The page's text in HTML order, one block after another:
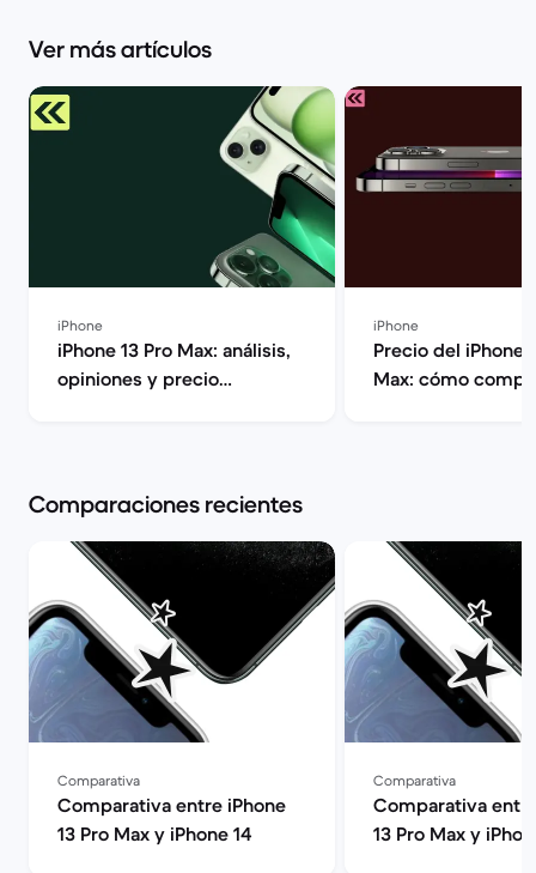
Ver más artículos
iPhone
iPhone 13 Pro Max: análisis,
opiniones y precio
iPhone
Precio del iPhone
Max: cómo
Comparaciones recientes
Comparativa
Comparativa entre iPhone
13 Pro Max y iPhone 14
Comparativa
Comparativa
13 Pro Max y